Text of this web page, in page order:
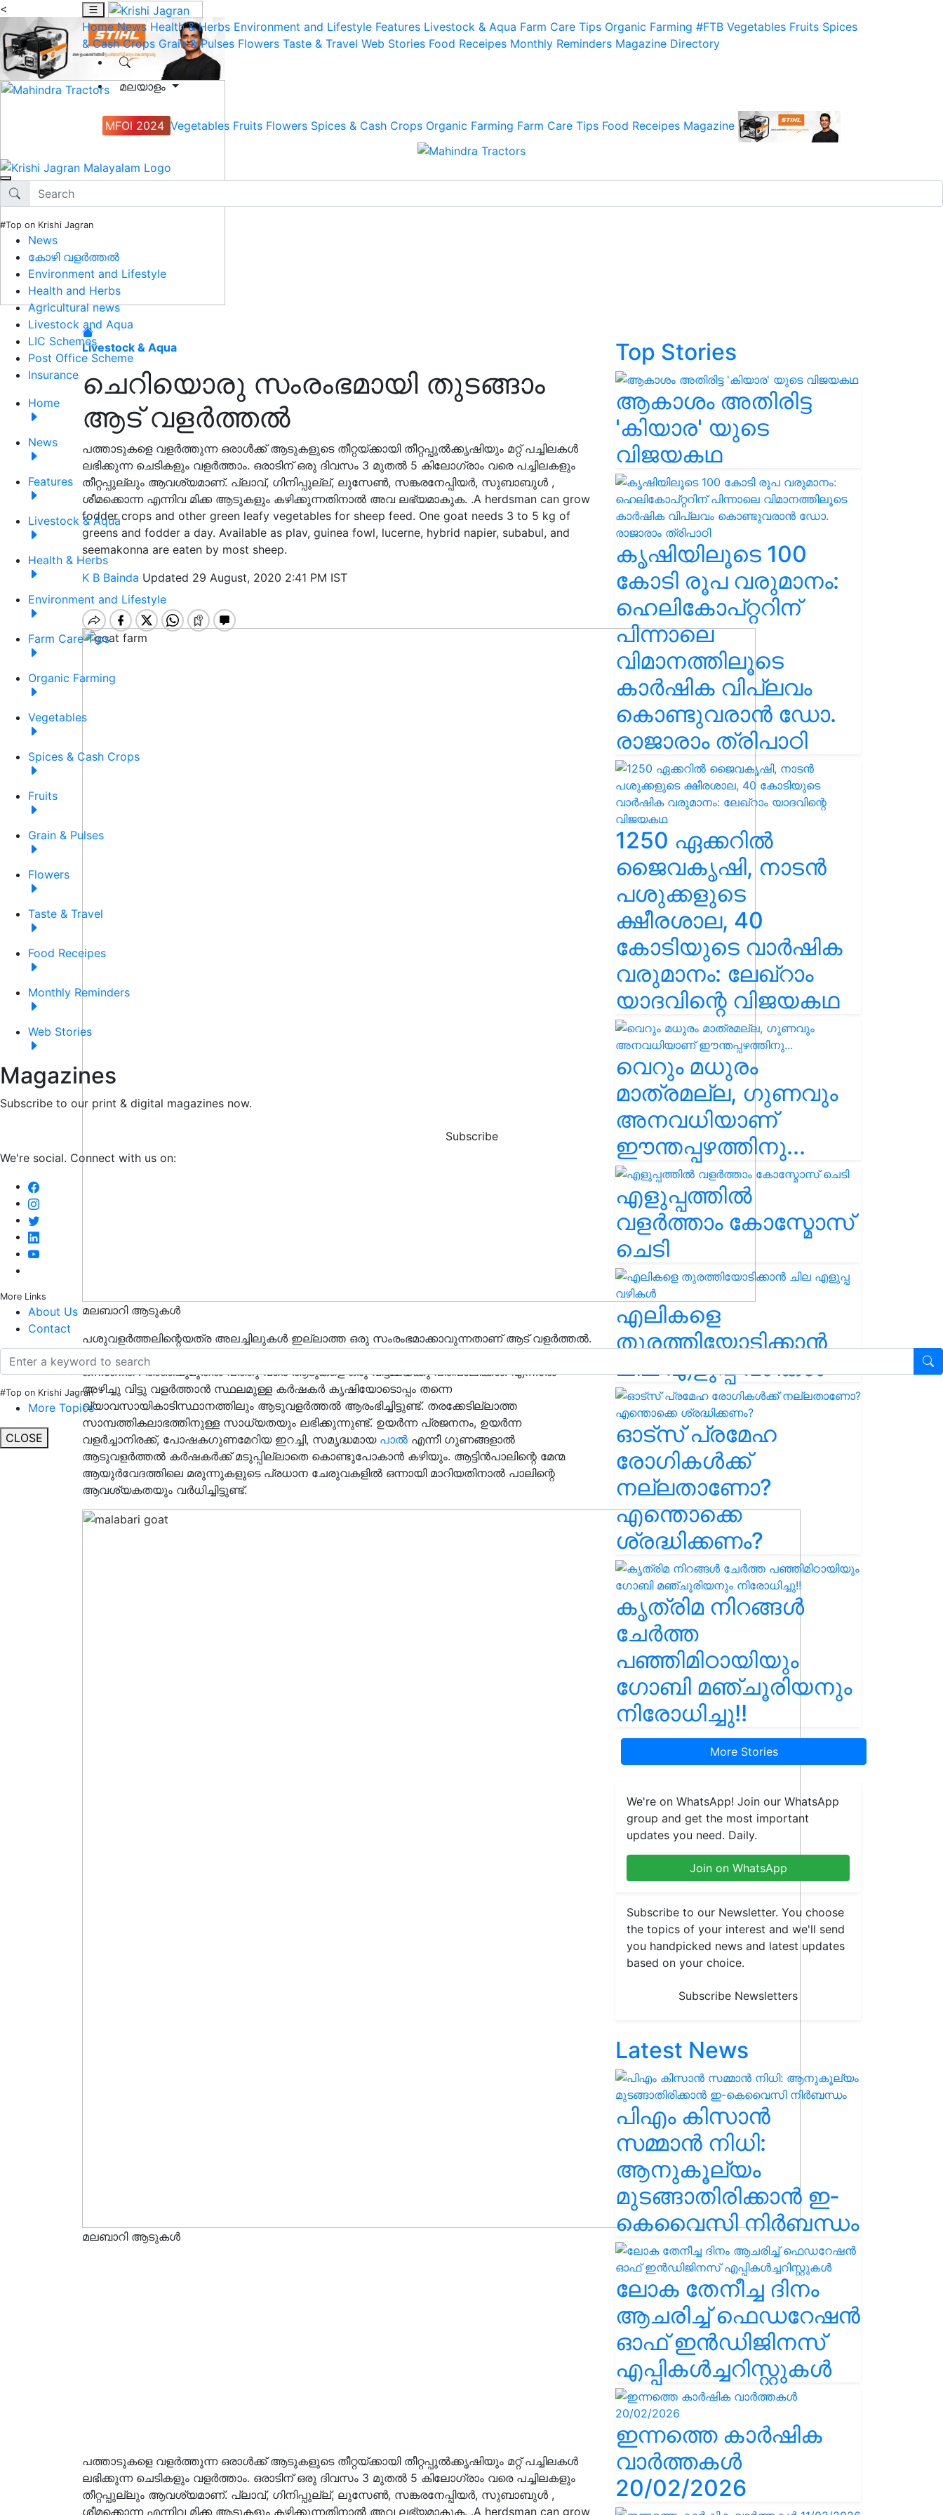
<
Home News Health & Herbs Environment and Lifestyle Features Livestock & Aqua Farm Care Tips Organic Farming #FTB Vegetables Fruits Spices
& Cash Crops Grain & Pulses Flowers Taste & Travel Web Stories Food Receipes Monthly Reminders Magazine Directory
മലയാളം
MFOI 2024 Vegetables Fruits Flowers Spices & Cash Crops Organic Farming Farm Care Tips Food Receipes Magazine
#Top on Krishi Jagran
News
കോഴി വളർത്തൽ
Environment and Lifestyle
Health and Herbs
Agricultural news
Livestock and Aqua
LIC Schemes
Post Office Scheme
Insurance
Home
News
Features
Livestock & Aqua
Health & Herbs
Environment and Lifestyle
Farm Care Tips
Organic Farming
Vegetables
Spices & Cash Crops
Fruits
Grain & Pulses
Flowers
Taste & Travel
Food Receipes
Monthly Reminders
Web Stories
Magazines
Subscribe to our print & digital magazines now.
Subscribe
We're social. Connect with us on:
More Links
About Us
Contact
#Top on Krishi Jagran
More Topics
CLOSE
Livestock & Aqua
ചെറിയൊരു സംരംഭമായി തുടങ്ങാം
ആട് വളർത്തൽ
പത്താടുകളെ വളർത്തുന്ന ഒരാൾക്ക് ആടുകളുടെ തീറ്റയ്ക്കായി തീറ്റപ്പുൽക്കൃഷിയും മറ്റ് പച്ചിലകൾ
ലഭിക്കുന്ന ചെടികളും വളർത്താം. ഒരാടിന് ഒരു ദിവസം 3 മുതല്‍ 5 കിലോഗ്രാം വരെ പച്ചിലകളും
തീറ്റപ്പുല്ലും ആവശ്യമാണ്. പ്ലാവ്, ഗിനിപ്പുല്ല്, ലുസേൺ, സങ്കരനേപ്പിയർ, സുബാബുൾ ,
ശീമക്കൊന്ന എന്നിവ മിക്ക ആടുകളും കഴിക്കുന്നതിനാൽ അവ ലഭ്യമാകുക. .A herdsman can grow
fodder crops and other green leafy vegetables for sheep feed. One goat needs 3 to 5 kg of
greens and fodder a day. Available as plav, guinea fowl, lucerne, hybrid napier, subabul, and
seemakonna are eaten by most sheep.
K B Bainda Updated 29 August, 2020 2:41 PM IST
മലബാറി ആടുകൾ
പശുവളർത്തലിന്റെയത്ര അലച്ചിലുകൾ ഇല്ലാത്ത ഒരു സംരംഭമാക്കാവുന്നതാണ് ആട് വളർത്തൽ.
സാധാരണക്കാർക്കും ചെറുകിട കൃഷിക്കാർക്കും ജീവിതോപാധിയായി കൊണ്ടുനടക്കാവുന്ന
ഒന്നാണത് . അഞ്ചുമുതൽ പത്തു വരെ ആടുകളെ ഒരു വീട്ടമ്മയ്ക്കു പരിപാലിക്കാം. എന്നാൽ
അഴിച്ചു വിട്ടു വളർത്താൻ സ്ഥലമുള്ള കർഷകർ കൃഷിയോടൊപ്പം തന്നെ
വ്യാവസായികാടിസ്ഥാനത്തിലും ആടുവളർത്തൽ ആരംഭിച്ചിട്ടുണ്ട്. തരക്കേടില്ലാത്ത
സാമ്പത്തികലാഭത്തിനുള്ള സാധ്യതയും ലഭിക്കുന്നുണ്ട്. ഉയർന്ന പ്രജനനം, ഉയർന്ന
വളർച്ചാനിരക്ക്, പോഷകഗുണമേറിയ ഇറച്ചി, സമൃദ്ധമായ പാൽ എന്നീ ഗുണങ്ങളാല്‍
ആടുവളര്‍ത്തല്‍ കർഷകർക്ക് മടുപ്പില്ലാതെ കൊണ്ടുപോകാൻ കഴിയും. ആട്ടിൻപാലിന്റെ മേന്മ
ആയുർവേദത്തിലെ മരുന്നുകളുടെ പ്രധാന ചേരുവകളിൽ ഒന്നായി മാറിയതിനാൽ പാലിന്റെ
ആവശ്യകതയും വർധിച്ചിട്ടുണ്ട്.
മലബാറി ആടുകൾ
പത്താടുകളെ വളർത്തുന്ന ഒരാൾക്ക് ആടുകളുടെ തീറ്റയ്ക്കായി തീറ്റപ്പുൽക്കൃഷിയും മറ്റ് പച്ചിലകൾ
ലഭിക്കുന്ന ചെടികളും വളർത്താം. ഒരാടിന് ഒരു ദിവസം 3 മുതല്‍ 5 കിലോഗ്രാം വരെ പച്ചിലകളും
തീറ്റപ്പുല്ലും ആവശ്യമാണ്. പ്ലാവ്, ഗിനിപ്പുല്ല്, ലുസേൺ, സങ്കരനേപ്പിയർ, സുബാബുൾ ,
ശീമക്കൊന്ന എന്നിവ മിക്ക ആടുകളും കഴിക്കുന്നതിനാൽ അവ ലഭ്യമാകുക. .A herdsman can grow
Top Stories
ആകാശം അതിരിട്ട
'കിയാര' യുടെ
വിജയകഥ
കൃഷിയിലൂടെ 100
കോടി രൂപ വരുമാനം:
ഹെലികോപ്റ്ററിന്
പിന്നാലെ
വിമാനത്തിലൂടെ
കാർഷിക വിപ്ലവം
കൊണ്ടുവരാൻ ഡോ.
രാജാരാം ത്രിപാഠി
1250 ഏക്കറിൽ
ജൈവകൃഷി, നാടൻ
പശുക്കളുടെ
ക്ഷീരശാല, 40
കോടിയുടെ വാർഷിക
വരുമാനം: ലേഖ്‌റാം
യാദവിന്റെ വിജയകഥ
വെറും മധുരം
മാത്രമല്ല, ഗുണവും
അനവധിയാണ്
ഈന്തപ്പഴത്തിനു...
എളുപ്പത്തിൽ
വളർത്താം കോസ്മോസ്
ചെടി
എലികളെ
തുരത്തിയോടിക്കാൻ
ചില എളുപ്പ വഴികൾ
ഓട്സ് പ്രമേഹ
രോഗികൾക്ക്
നല്ലതാണോ?
എന്തൊക്കെ
ശ്രദ്ധിക്കണം?
കൃത്രിമ നിറങ്ങൾ
ചേർത്ത
പഞ്ഞിമിഠായിയും
ഗോബി മഞ്ചൂരിയനും
നിരോധിച്ചു!!
More Stories
We're on WhatsApp! Join our WhatsApp
group and get the most important
updates you need. Daily.
Join on WhatsApp
Subscribe to our Newsletter. You choose
the topics of your interest and we'll send
you handpicked news and latest updates
based on your choice.
Subscribe Newsletters
Latest News
പിഎം കിസാൻ
സമ്മാൻ നിധി:
ആനുകൂല്യം
മുടങ്ങാതിരിക്കാൻ ഇ-
കെവൈസി നിർബന്ധം
ലോക തേനീച്ച ദിനം
ആചരിച്ച് ഫെഡറേഷൻ
ഓഫ് ഇൻഡിജിനസ്
എപ്പികൾച്ചറിസ്റ്റുകൾ
ഇന്നത്തെ കാർഷിക
വാർത്തകൾ
20/02/2026